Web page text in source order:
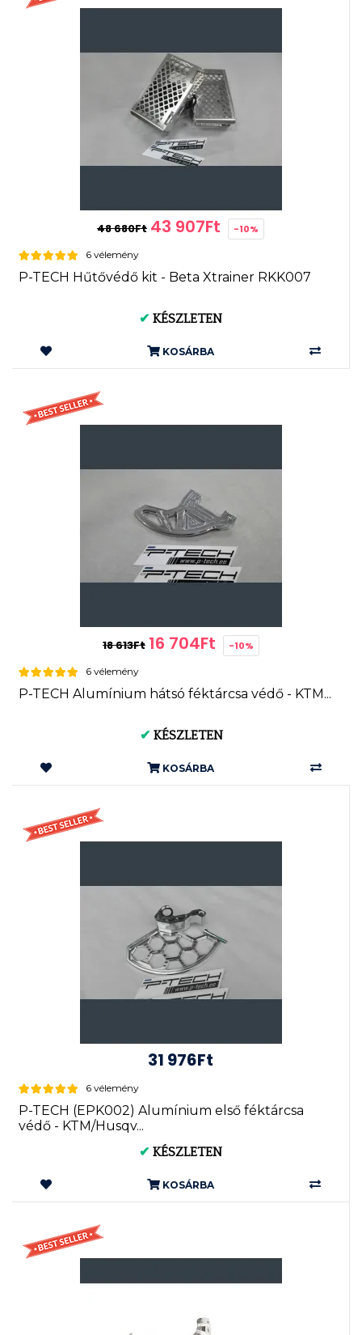
48 680Ft 43 907Ft -10%
6 vélemény
P-TECH Hűtővédő kit - Beta Xtrainer RKK007
✔ KÉSZLETEN
KOSÁRBA
18 613Ft 16 704Ft -10%
6 vélemény
P-TECH Alumínium hátsó féktárcsa védő - KTM...
✔ KÉSZLETEN
KOSÁRBA
31 976Ft
6 vélemény
P-TECH (EPK002) Alumínium első féktárcsa
védő - KTM/Husqv...
✔ KÉSZLETEN
KOSÁRBA